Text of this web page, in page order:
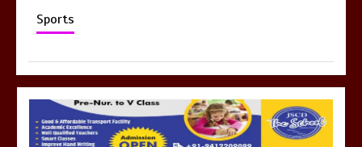
Sports